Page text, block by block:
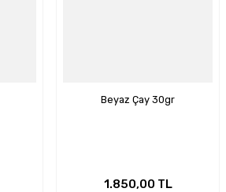
Beyaz Çay 30gr
1.850,00 TL